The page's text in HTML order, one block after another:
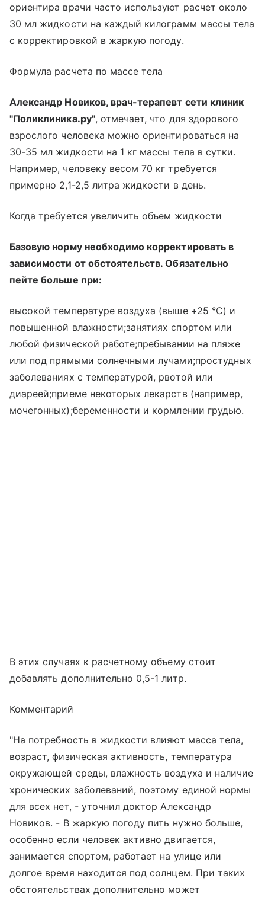
ориентира врачи часто используют расчет около
30 мл жидкости на каждый килограмм массы тела
с корректировкой в жаркую погоду.
Формула расчета по массе тела
Александр Новиков, врач-терапевт сети клиник
"Поликлиника.ру", отмечает, что для здорового
взрослого человека можно ориентироваться на
30-35 мл жидкости на 1 кг массы тела в сутки.
Например, человеку весом 70 кг требуется
примерно 2,1-2,5 литра жидкости в день.
Когда требуется увеличить объем жидкости
Базовую норму необходимо корректировать в
зависимости от обстоятельств. Обязательно
пейте больше при:
высокой температуре воздуха (выше +25 °C) и
повышенной влажности;занятиях спортом или
любой физической работе;пребывании на пляже
или под прямыми солнечными лучами;простудных
заболеваниях с температурой, рвотой или
диареей;приеме некоторых лекарств (например,
мочегонных);беременности и кормлении грудью.
В этих случаях к расчетному объему стоит
добавлять дополнительно 0,5-1 литр.
Комментарий
"На потребность в жидкости влияют масса тела,
возраст, физическая активность, температура
окружающей среды, влажность воздуха и наличие
хронических заболеваний, поэтому единой нормы
для всех нет, - уточнил доктор Александр
Новиков. - В жаркую погоду пить нужно больше,
особенно если человек активно двигается,
занимается спортом, работает на улице или
долгое время находится под солнцем. При таких
обстоятельствах дополнительно может